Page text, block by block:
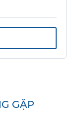
GẶP